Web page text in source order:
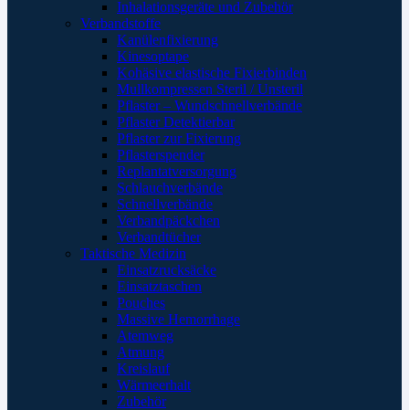
Inhalationsgeräte und Zubehör
Verbandstoffe
Kanülenfixierung
Kinesoptape
Kohäsive elastische Fixierbinden
Mullkompressen Steril / Unsteril
Pflaster – Wundschnellverbände
Pflaster Detektierbar
Pflaster zur Fixierung
Pflasterspender
Replantatversorgung
Schlauchverbände
Schnellverbände
Verbandpäckchen
Verbandtücher
Taktische Medizin
Einsatzrucksäcke
Einsatztaschen
Pouches
Massive Hemorrhage
Atemweg
Atmung
Kreislauf
Wärmeerhalt
Zubehör